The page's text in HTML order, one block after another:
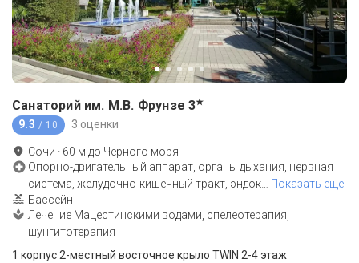
Санаторий им. М.В. Фрунзе 3★
9.3 / 10 3 оценки
Сочи · 60 м до Черного моря
Опорно-двигательный аппарат, органы дыхания, нервная
система, желудочно-кишечный тракт, эндок
Показать еще
Бассейн
Лечение Мацестинскими водами, спелеотерапия,
шунгитотерапия
1 корпус 2-местный восточное крыло TWIN 2-4 этаж